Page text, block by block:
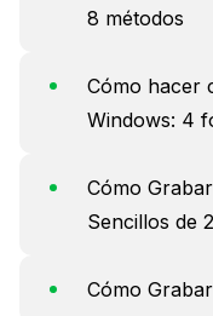
8 métodos
Cómo hacer
Windows: 4
Cómo
Sencillos de
Cómo